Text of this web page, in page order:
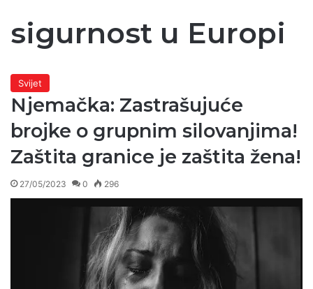
sigurnost u Europi
Svijet
Njemačka: Zastrašujuće
brojke o grupnim silovanjima!
Zaštita granice je zaštita žena!
27/05/2023 0 296